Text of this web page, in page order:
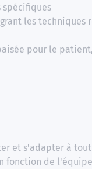
spécifiques
les techniques
pour le
et s'adapter à
fonction de